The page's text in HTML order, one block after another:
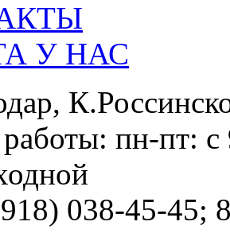
У НАС
пн-пт:
038-45-45;